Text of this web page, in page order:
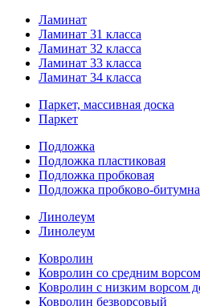
Ламинат
Ламинат 31 класса
Ламинат 32 класса
Ламинат 33 класса
Ламинат 34 класса
Паркет, массивная доска
Паркет
Подложка
Подложка пластиковая
Подложка пробковая
Подложка пробково-
Линолеум
Линолеум
Ковролин
Ковролин со средним
Ковролин с низким ворсом
Ковролин безворсовый